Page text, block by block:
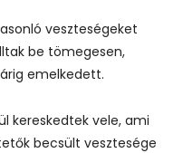
veszteségeket
be tömegesen,
emelkedett.
kereskedtek vele, ami
becsült vesztesége